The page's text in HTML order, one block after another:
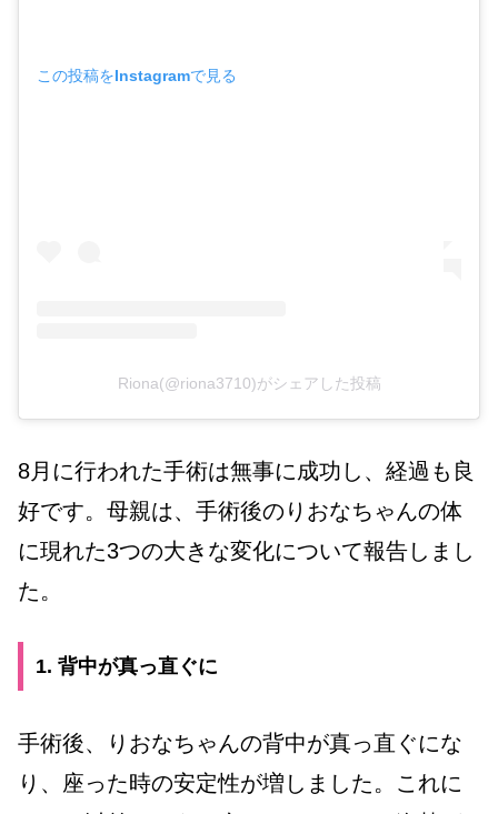
この投稿をInstagramで見る
Riona(@riona3710)がシェアした投稿
8月に行われた手術は無事に成功し、経過も良
好です。母親は、手術後のりおなちゃんの体
に現れた3つの大きな変化について報告しまし
た。
1. 背中が真っ直ぐに
手術後、りおなちゃんの背中が真っ直ぐにな
り、座った時の安定性が増しました。これに